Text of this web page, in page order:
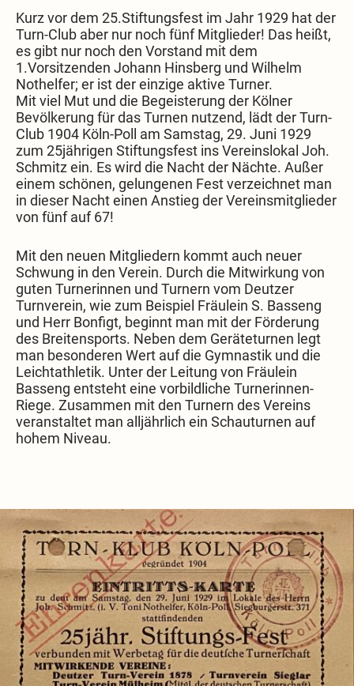
Kurz vor dem 25.Stiftungsfest im Jahr 1929 hat der
Turn-Club aber nur noch fünf Mitglieder! Das heißt,
es gibt nur noch den Vorstand mit dem
1.Vorsitzenden Johann Hinsberg und Wilhelm
Nothelfer; er ist der einzige aktive Turner.
Mit viel Mut und die Begeisterung der Kölner
Bevölkerung für das Turnen nutzend, lädt der Turn-
Club 1904 Köln-Poll am Samstag, 29. Juni 1929
zum 25jährigen Stiftungsfest ins Vereinslokal Joh.
Schmitz ein. Es wird die Nacht der Nächte. Außer
einem schönen, gelungenen Fest verzeichnet man
in dieser Nacht einen Anstieg der Vereinsmitglieder
von fünf auf 67!
Mit den neuen Mitgliedern kommt auch neuer
Schwung in den Verein. Durch die Mitwirkung von
guten Turnerinnen und Turnern vom Deutzer
Turnverein, wie zum Beispiel Fräulein S. Basseng
und Herr Bonfigt, beginnt man mit der Förderung
des Breitensports. Neben dem Geräteturnen legt
man besonderen Wert auf die Gymnastik und die
Leichtathletik. Unter der Leitung von Fräulein
Basseng entsteht eine vorbildliche Turnerinnen-
Riege. Zusammen mit den Turnern des Vereins
veranstaltet man alljährlich ein Schauturnen auf
hohem Niveau.